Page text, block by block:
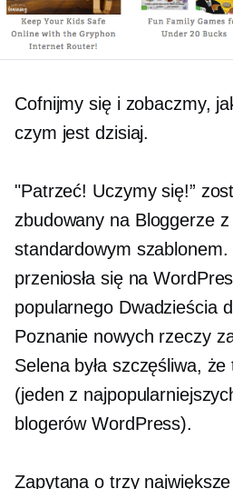
Cofnijmy się i zobaczmy,
czym jest dzisiaj.
"Patrzeć! Uczymy się!”
zbudowany na Bloggerze
standardowym
przeniosła się na
popularnego Dwadzieścia
Poznanie nowych rzeczy
Selena była szczęśliwa, że
(jeden z
blogerów WordPress).
Zapytana o trzy